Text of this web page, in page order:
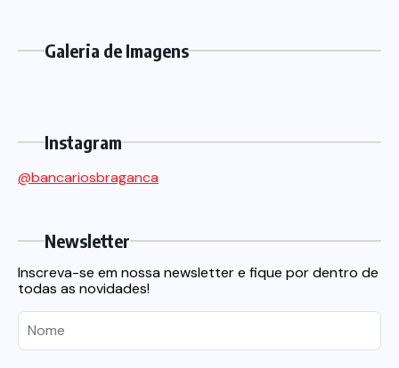
Galeria de Imagens
Instagram
@bancariosbraganca
Newsletter
Inscreva-se em nossa newsletter e fique por dentro de
todas as novidades!